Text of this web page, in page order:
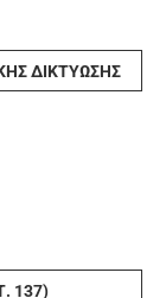
ΔΙΚΤΎΩΣΗΣ
137)